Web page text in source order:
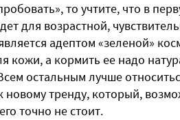
то учтите, что в
для возрастной,
адептом «зеленой»
кожи, а кормить ее надо
остальным лучше
тренду, который,
точно не стоит.